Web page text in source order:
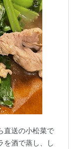
直送の小松菜で
を酒で蒸し、し